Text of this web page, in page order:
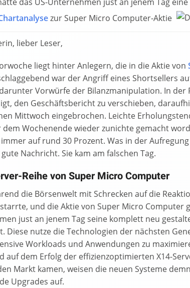
zur Super Micro Computer-Aktie
lieber Leser,
liegt hinter Anlegern, die in die Aktie von
war der Angriff eines Shortsellers
Vorwürfe der Bilanzmanipulation. In der
den Geschäftsbericht zu verschieben,
Mittwoch eingebrochen. Leichte
dem Wochenende wieder zunichte gemacht
auf rund 30 Prozent. Was in der
Nachricht. Sie kam am falschen Tag.
Reihe von Super Micro Computer
die Börsenwelt mit Schrecken auf die
und die Aktie von Super Micro Computer
just an jenem Tag seine komplett neu
Diese nutze die Technologien der nächsten
Workloads und Anwendungen zu
auf dem Erfolg der effizienzoptimierten X14-
Markt kamen, weisen die neuen Systeme
Upgrades auf.